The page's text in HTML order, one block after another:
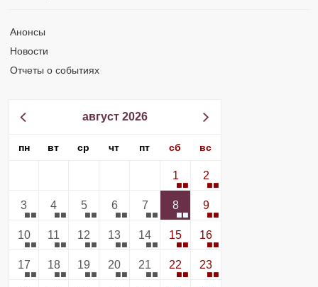
Анонсы
Новости
Отчеты о событиях
август 2026
пн вт ср чт пт сб вс
1 2
3 4 5 6 7 8 9
10 11 12 13 14 15 16
17 18 19 20 21 22 23